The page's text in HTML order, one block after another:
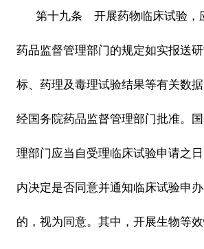
第十九条 开展药物临床试验，
药品监督管理部门的规定如实报送
标、药理及毒理试验结果等有关数据
经国务院药品监督管理部门批准。
理部门应当自受理临床试验申请之
内决定是否同意并通知临床试验申
的，视为同意。其中，开展生物等